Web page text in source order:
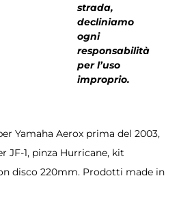
strada,
decliniamo
ogni
responsabilità
per l’uso
improprio.
Yamaha Aerox prima del 2003,
JF-1, pinza Hurricane, kit
disco 220mm. Prodotti made in